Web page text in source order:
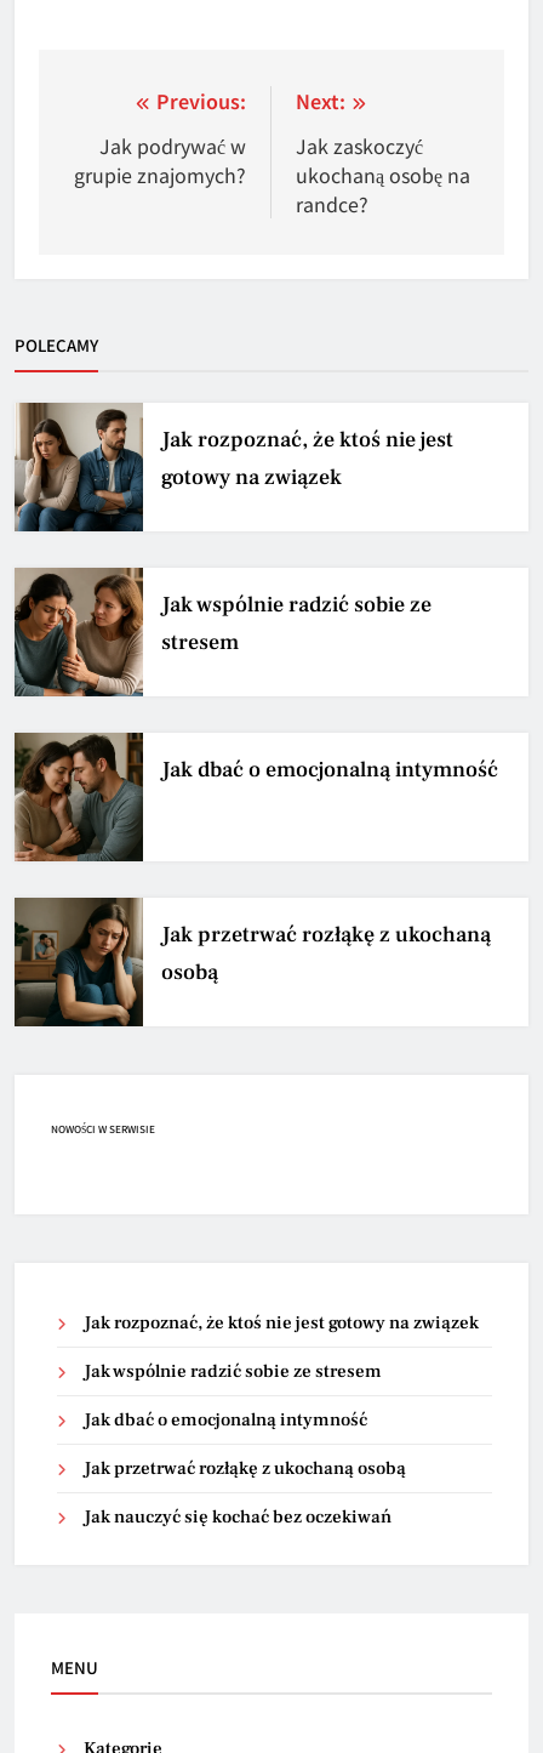
Nawigacja
wpisu
Previous:
Jak podrywać w
grupie znajomych?
Next:
Jak zaskoczyć
ukochaną osobę na
randce?
POLECAMY
Jak rozpoznać, że ktoś nie jest
gotowy na związek
Jak wspólnie radzić sobie ze
stresem
Jak dbać o emocjonalną intymność
Jak przetrwać rozłąkę z ukochaną
osobą
NOWOŚCI W SERWISIE
Jak rozpoznać, że ktoś nie jest gotowy na związek
Jak wspólnie radzić sobie ze stresem
Jak dbać o emocjonalną intymność
Jak przetrwać rozłąkę z ukochaną osobą
Jak nauczyć się kochać bez oczekiwań
MENU